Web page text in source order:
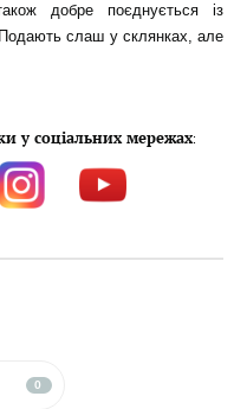
добре поєднується із
Подають слаш у склянках, але
у соціальних мережах:
0